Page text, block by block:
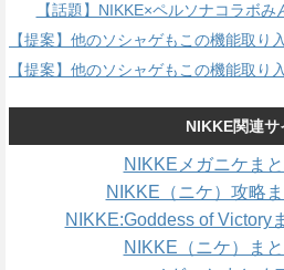
【話題】NIKKE×ペルソナコラボみ
【提案】他のソシャゲもこの機能取り
【提案】他のソシャゲもこの機能取り
NIKKE関連サ
NIKKEメガニケま
NIKKE（ニケ）攻略
NIKKE:Goddess of Victory
NIKKE（ニケ）ま